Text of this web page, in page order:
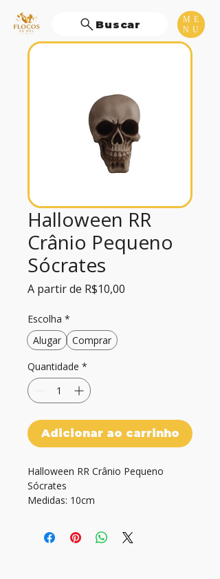
ME
NU
Buscar
Halloween RR
Crânio Pequeno
Sócrates
A partir de R$10,00
Escolha *
Alugar
Comprar
Quantidade *
Adicionar ao carrinho
Halloween RR Crânio Pequeno
Sócrates
Medidas: 10cm